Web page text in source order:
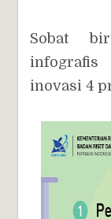
Sobat
inovasi 4